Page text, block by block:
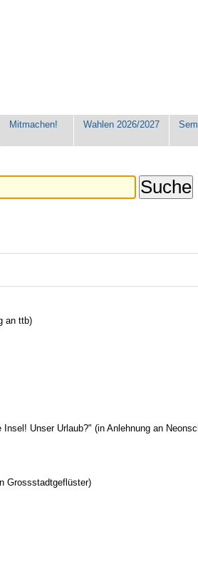
Mitmachen! Wahlen 2026/2027
an ttb)
Unser Urlaub?" (in Anlehnung an
Grossstadtgeflüster)